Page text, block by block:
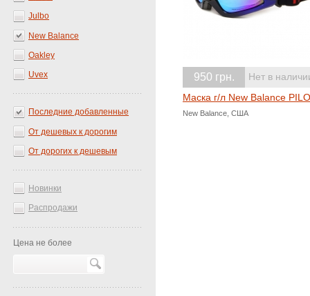
Julbo
New Balance
Oakley
Uvex
Последние добавленные
От дешевых к дорогим
От дорогих к дешевым
Новинки
Распродажи
Цена не более
950 грн. Нет в
Маска г/л New Balance
New Balance, США